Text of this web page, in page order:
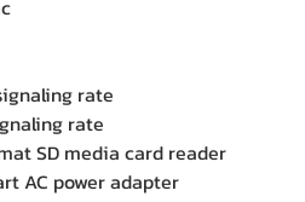
rate
rate
SD media card reader
AC power adapter